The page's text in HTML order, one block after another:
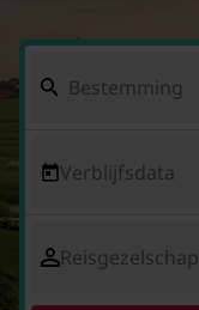
Verblijfsdata
Reisgezelschap